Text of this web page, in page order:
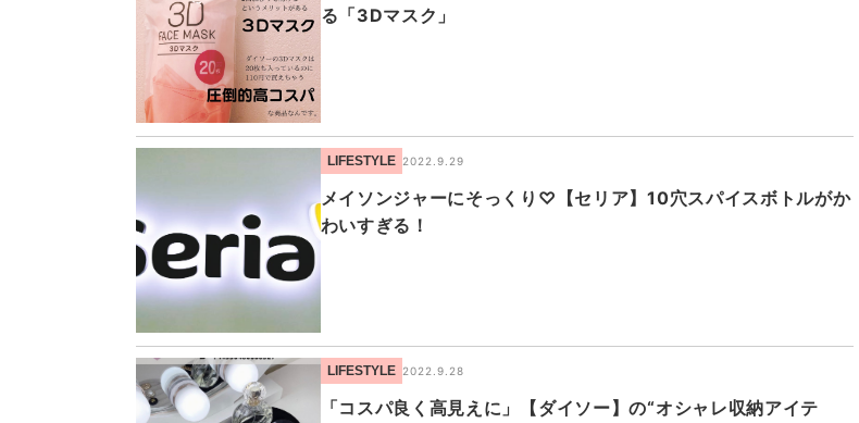
る「3Dマスク」
LIFESTYLE 2022.9.29
メイソンジャーにそっくり♡【セリア】10穴スパイスボトルがか
わいすぎる！
LIFESTYLE 2022.9.28
「コスパ良く高見えに」【ダイソー】の“オシャレ収納アイテ